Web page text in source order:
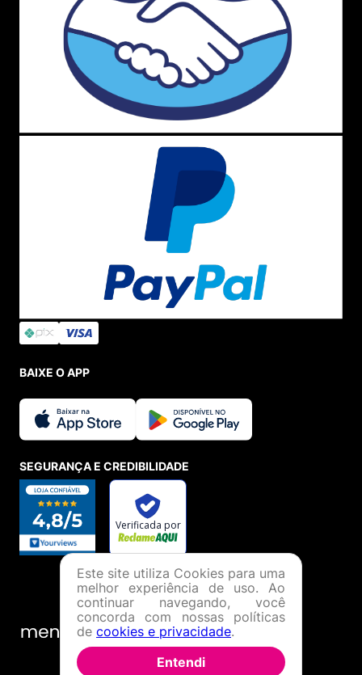
BAIXE O APP
SEGURANÇA E CREDIBILIDADE
Este site utiliza Cookies para uma
melhor experiência de uso. Ao
continuar navegando, você
concorda com nossas políticas
de cookies e privacidade.
Entendi